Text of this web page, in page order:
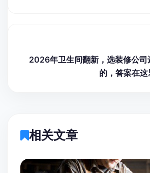
2026年卫生间翻新，选装修公司
的，答案在
相关文章